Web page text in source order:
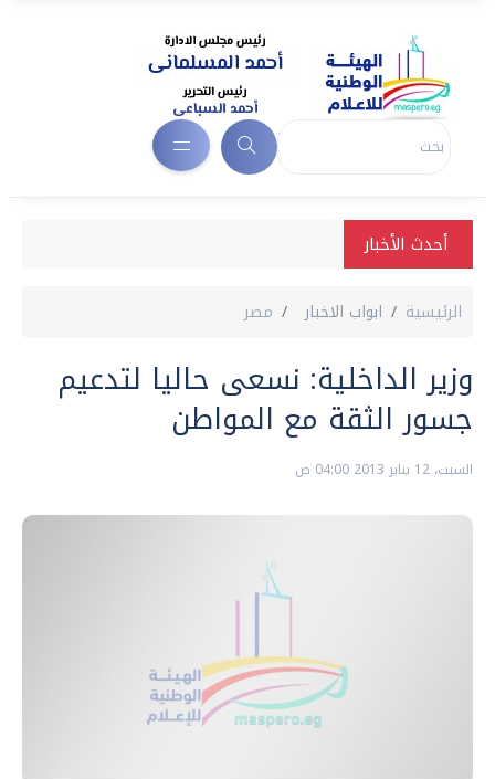
أحدث الأخبار
الرئيسية ابواب الاخبار مصر
وزير الداخلية: نسعى حاليا لتدعيم
جسور الثقة مع المواطن
السبت، 12 يناير 2013 04:00 ص